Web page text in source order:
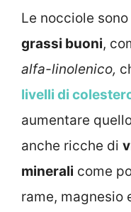
Le nocciole
grassi buoni,
alfa-linolenico,
livelli di
aumentare
anche ricche di
minerali come
rame, magnesio